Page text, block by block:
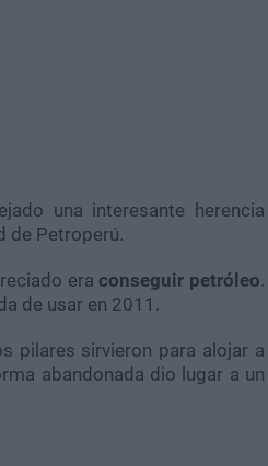
una interesante herencia
de Petroperú.
era conseguir petróleo.
de usar en 2011.
pilares sirvieron para alojar a
abandonada dio lugar a un